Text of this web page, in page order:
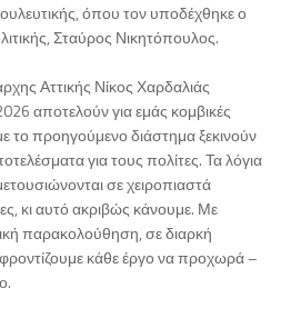
όπου τον υποδέχθηκε ο
Σταύρος Νικητόπουλος.
Αττικής Νίκος Χαρδαλιάς
αποτελούν για εμάς κομβικές
το προηγούμενο διάστημα ξεκινούν
για τους πολίτες. Τα λόγια
σε χειροπιαστά
κι αυτό ακριβώς κάνουμε. Με
παρακολούθηση, σε διαρκή
κάθε έργο να προχωρά –